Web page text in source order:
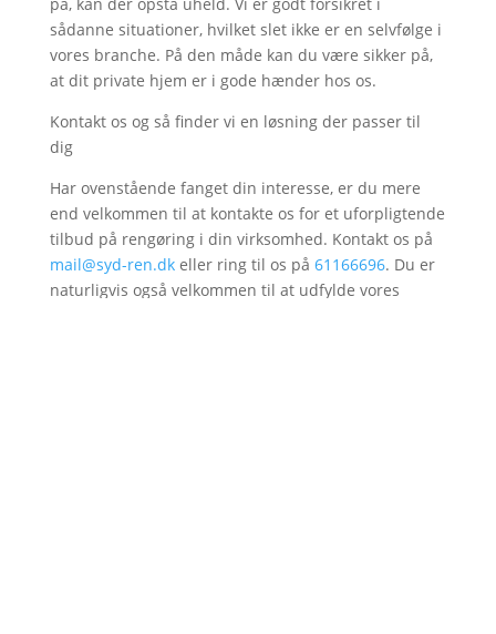
sådanne situationer, hvilket slet ikke er en selvfølge i
vores branche. På den måde kan du være sikker på,
at dit private hjem er i gode hænder hos os.
Kontakt os og så finder vi en løsning der passer til
dig
Har ovenstående fanget din interesse, er du mere
end velkommen til at kontakte os for et uforpligtende
tilbud på rengøring i din virksomhed. Kontakt os på
mail@syd-ren.dkeller ring til os på 61166696. Du er
naturligvis også velkommen til at udfylde vores